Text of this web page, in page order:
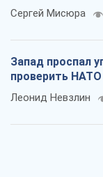
Сергей Мисюра
Запад проспал
проверить
Леонид Невзлин